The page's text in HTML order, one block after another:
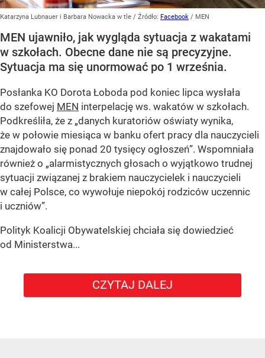
Katarzyna Lubnauer i Barbara Nowacka w tle / Źródło: Facebook / MEN
MEN ujawniło, jak wygląda sytuacja z wakatami
w szkołach. Obecne dane nie są precyzyjne.
Sytuacja ma się unormować po 1 września.
Posłanka KO Dorota Łoboda pod koniec lipca wysłała
do szefowej MEN interpelację ws. wakatów w szkołach.
Podkreśliła, że z „danych kuratoriów oświaty wynika,
że w połowie miesiąca w banku ofert pracy dla nauczycieli
znajdowało się ponad 20 tysięcy ogłoszeń”. Wspomniała
również o „alarmistycznych głosach o wyjątkowo trudnej
sytuacji związanej z brakiem nauczycielek i nauczycieli
w całej Polsce, co wywołuje niepokój rodziców uczennic
i uczniów”.
Polityk Koalicji Obywatelskiej chciała się dowiedzieć
od Ministerstwa...
CZYTAJ DALEJ